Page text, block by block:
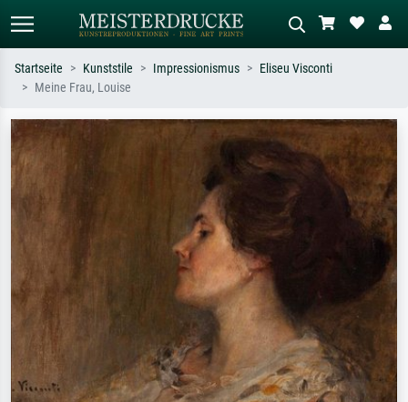
Suchen Sie nach Künstlern, Werktiteln
Sternennacht, Impressionismus, Welle
Beschreiben Sie die Szene – z.B. Grüne
Wiese, Abstrakt mit viel Rot, Dunkles
Ölgemälde, Stehender Akt neben einem
Baum.
Startseite Kunststile Impressionismus
Eliseu Visconti
Meine Frau, Louise